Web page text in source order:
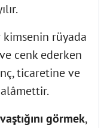
kimsenin rüyada
cenk ederken
ticaretine ve
görmek,